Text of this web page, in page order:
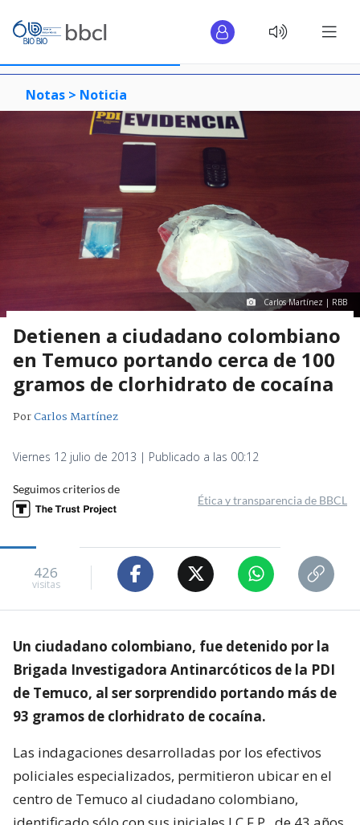
Notas > Noticia
Carlos Martínez | RBB
Detienen a ciudadano colombiano
en Temuco portando cerca de 100
gramos de clorhidrato de cocaína
PorCarlos Martínez
Viernes 12 julio de 2013 | Publicado a las 00:12
Seguimos criterios de
Ética y transparencia de BBCL
426
visitas
Un ciudadano colombiano, fue detenido por la
Brigada Investigadora Antinarcóticos de la PDI
de Temuco, al ser sorprendido portando más de
93 gramos de clorhidrato de cocaína.
Las indagaciones desarrolladas por los efectivos
policiales especializados, permitieron ubicar en el
centro de Temuco al ciudadano colombiano,